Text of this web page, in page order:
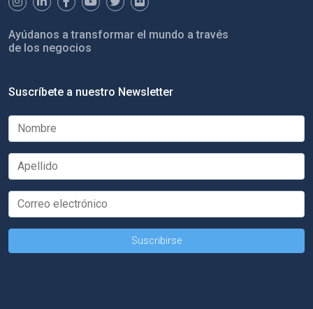
Ayúdanos a transformar el mundo a través
de los negocios
Suscríbete a nuestro Newsletter